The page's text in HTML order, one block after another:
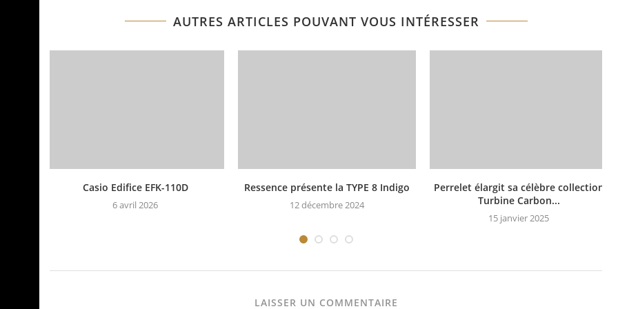
AUTRES ARTICLES POUVANT VOUS INTÉRESSER
Casio Edifice EFK-110D
6 avril 2026
Ressence présente la TYPE 8 Indigo
12 décembre 2024
Perrelet élargit sa célèbre collection
Turbine Carbon...
15 janvier 2025
LAISSER UN COMMENTAIRE